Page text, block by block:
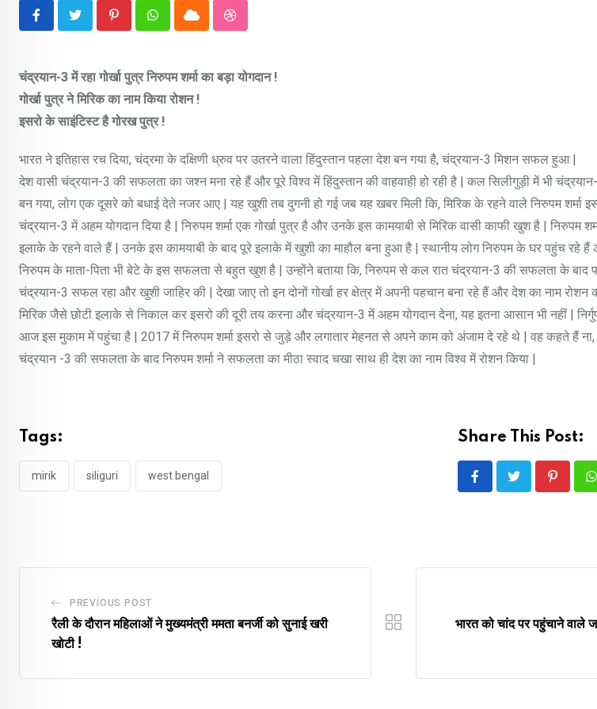
PinterestWhatsappCloud StumbleUpon
चंद्रयान-3 में रहा गोर्खा पुत्र निरुपम शर्मा का बड़ा योगदान !
गोर्खा पुत्र ने मिरिक का नाम किया रोशन !
इसरो के साइंटिस्ट है गोरख पुत्र !
भारत ने इतिहास रच दिया, चंद्रमा के दक्षिणी ध्रुव पर उतरने वाला हिंदुस्तान पहला देश बन गया है, चंद्रयान-3 मिशन सफल हुआ |
देश वासी चंद्रयान-3 की सफलता का जश्न मना रहे हैं और पूरे विश्व में हिंदुस्तान की वाहवाही हो रही है | कल सिलीगुड़ी में भी
बन गया, लोग एक दूसरे को बधाई देते नजर आए | यह खुशी तब दुगनी हो गई जब यह खबर मिली कि, मिरिक के रहने वाले निरुपम शर्मा
चंद्रयान-3 में अहम योगदान दिया है | निरुपम शर्मा एक गोर्खा पुत्र है और उनके इस कामयाबी से मिरिक वासी काफी खुश है | निरुपम
इलाके के रहने वाले हैं | उनके इस कामयाबी के बाद पूरे इलाके में खुशी का माहौल बना हुआ है | स्थानीय लोग निरुपम के घर पहुंच रहे हैं
निरुपम के माता-पिता भी बेटे के इस सफलता से बहुत खुश है | उन्होंने बताया कि, निरुपम से कल रात चंद्रयान-3 की सफलता के बाद
चंद्रयान-3 सफल रहा और खुशी जाहिर की | देखा जाए तो इन दोनों गोर्खा हर क्षेत्र में अपनी पहचान बना रहे हैं और देश का नाम रोशन
मिरिक जैसे छोटी इलाके से निकाल कर इसरो की दूरी तय करना और चंद्रयान-3 में अहम योगदान देना, यह इतना आसान भी नहीं |
आज इस मुकाम में पहुंचा है | 2017 में निरुपम शर्मा इसरो से जुड़े और लगातार मेहनत से अपने काम को अंजाम दे रहे थे | वह कहते हैं
चंद्रयान -3 की सफलता के बाद निरुपम शर्मा ने सफलता का मीठा स्वाद चखा साथ ही देश का नाम विश्व में रोशन किया |
Tags:
mirik siliguri west bengal
Share This Post:
Pinterest
PREVIOUS POST
रैली के दौरान महिलाओं ने मुख्यमंत्री ममता बनर्जी को सुनाई खरी
खोटी !
भारत को चांद पर पहुंचाने वाले